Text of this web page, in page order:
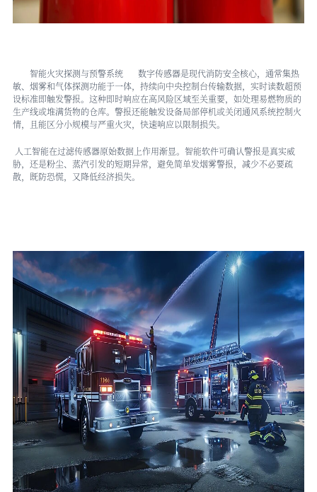
智能火灾探测与预警系统 数字传感器是现代消防安全核心，通常集热
敏、烟雾和气体探测功能于一体，持续向中央控制台传输数据，实时读数超预
设标准即触发警报。这种即时响应在高风险区域至关重要，如处理易燃物质的
生产线或堆满货物的仓库。警报还能触发设备局部停机或关闭通风系统控制火
情，且能区分小规模与严重火灾，快速响应以限制损失。
人工智能在过滤传感器原始数据上作用渐显。智能软件可确认警报是真实威
胁，还是粉尘、蒸汽引发的短期异常，避免简单发烟雾警报，减少不必要疏
散，既防恐慌，又降低经济损失。